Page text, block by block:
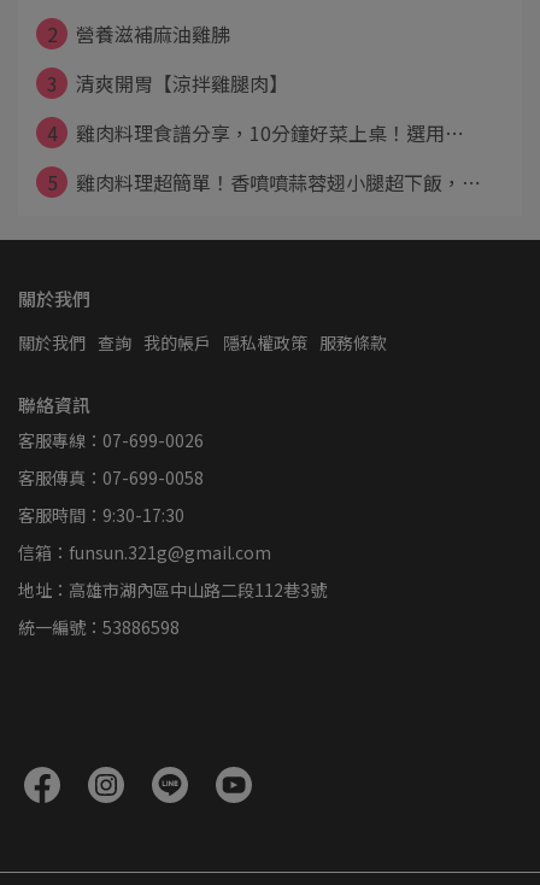
2
營養滋補麻油雞胇
3
清爽開胃【涼拌雞腿肉】
4
雞肉料理食譜分享，10分鐘好菜上桌！選用⋯
5
雞肉料理超簡單！香噴噴蒜蓉翅小腿超下飯，⋯
關於我們
關於我們 查詢 我的帳戶 隱私權政策 服務條款
聯絡資訊
客服專線：07-699-0026
客服傳真：07-699-0058
客服時間：9:30-17:30
信箱：funsun.321g@gmail.com
地址：高雄市湖內區中山路二段112巷3號
統一編號：53886598